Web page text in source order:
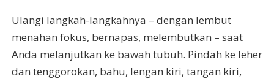
Ulangi langkah-langkahnya – dengan lembut
menahan fokus, bernapas, melembutkan – saat
Anda melanjutkan ke bawah tubuh. Pindah ke leher
dan tenggorokan, bahu, lengan kiri, tangan kiri,